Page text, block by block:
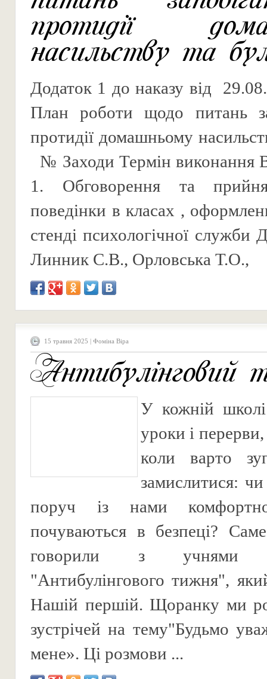
протидії
насильству та
Додаток 1 до наказу від
План роботи щодо питань
протидії домашньому
№ Заходи Термін виконання
1. Обговорення та
поведінки в класах ,
стенді психологічної служби
Линник С.В., Орловська
15 травня 2025 | Фоміна Віра
Антибулінговий
У кожній
уроки і
коли варто
замислитися: чи
поруч із нами
почуваються в безпеці?
говорили з
"Антибулінгового тижня",
Нашій першій. Щоранку ми
зустрічей на тему"Будьмо
мене». Ці розмови ...